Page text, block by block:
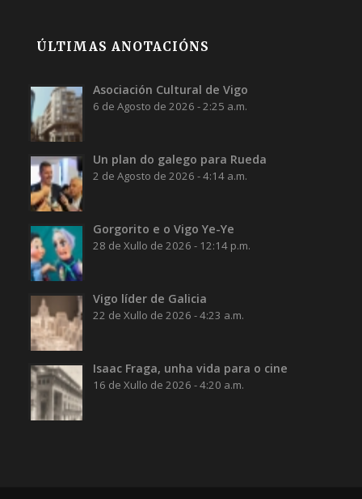
ÚLTIMAS ANOTACIÓNS
Asociación Cultural de Vigo
6 de Agosto de 2026 - 2:25 a.m.
Un plan do galego para Rueda
2 de Agosto de 2026 - 4:14 a.m.
Gorgorito e o Vigo Ye-Ye
28 de Xullo de 2026 - 12:14 p.m.
Vigo líder de Galicia
22 de Xullo de 2026 - 4:23 a.m.
Isaac Fraga, unha vida para o cine
16 de Xullo de 2026 - 4:20 a.m.